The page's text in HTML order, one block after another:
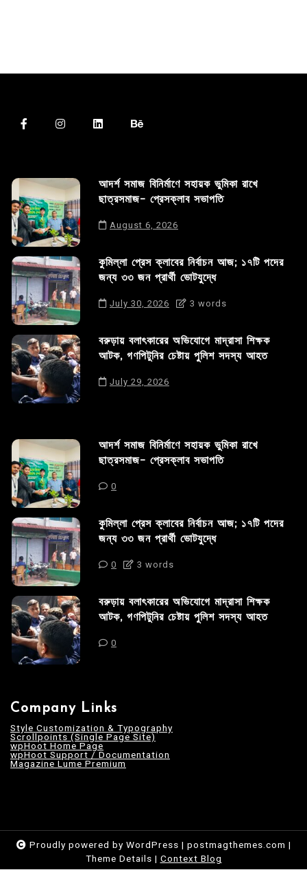
আদর্শ সমাজ বিনির্মাণে সহায়ক ভুমিকা রাখে
ছাত্রসমাজ- প্রেসক্লাব সভাপতি
August 6, 2026
কুমিল্লা প্রেস ক্লাবের নির্বাচন আজ; ১৭টি পদের
জন্য ৩৩ জন প্রার্থী ভোটযুদ্ধে
July 30, 2026 3 words
বরুড়ায় বলাৎকারের অভিযোগে মাদ্রাসা শিক্ষক
আটক, গণপিটুনির চেষ্টায় পুলিশ সদস্য আহত
July 29, 2026
আদর্শ সমাজ বিনির্মাণে সহায়ক ভুমিকা রাখে
ছাত্রসমাজ- প্রেসক্লাব সভাপতি
0
কুমিল্লা প্রেস ক্লাবের নির্বাচন আজ; ১৭টি পদের
জন্য ৩৩ জন প্রার্থী ভোটযুদ্ধে
0 3 words
বরুড়ায় বলাৎকারের অভিযোগে মাদ্রাসা শিক্ষক
আটক, গণপিটুনির চেষ্টায় পুলিশ সদস্য আহত
0
Company Links
Style Customization & Typography
Scrollpoints (Single Page Site)
wpHoot Home Page
wpHoot Support / Documentation
Magazine Lume Premium
Proudly powered by WordPress | postmagthemes.com |
Theme Details | Context Blog